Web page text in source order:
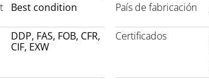
Best condition País de fabricación
DDP, FAS, FOB, CFR,
CIF, EXW
Certificados